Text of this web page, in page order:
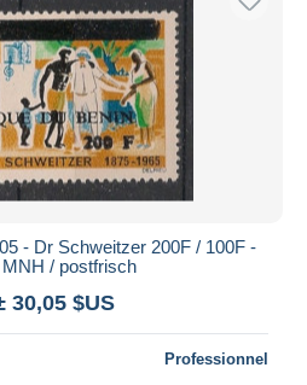
- Dr Schweitzer 200F / 100F -
/ postfrisch
30,05 $US
Professionnel